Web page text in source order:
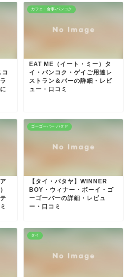
カフェ・食事-バンコク
EAT ME（イート・ミー）タ
イ・バンコク・ゲイご用達レ
ストラン＆バーの詳細・レビ
ュー・口コミ
ゴーゴーバー-パタヤ
【タイ・パタヤ】WINNER
BOY・ウィナー・ボーイ・ゴ
ーゴーバーの詳細・レビュ
ー・口コミ
タイ